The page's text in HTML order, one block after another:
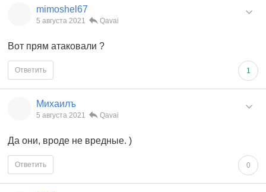
mimoshel67
5 августа 2021 Qavai
Вот прям атаковали ?
1
Ответить
Михаилъ
5 августа 2021 Qavai
Да они, вроде не вредные. )
0
Ответить